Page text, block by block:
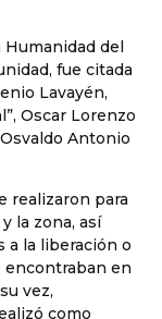
del
fue citada
Lavayén,
Oscar Lorenzo
Antonio
realizaron para
la zona, así
a la liberación o
encontraban en
vez,
como